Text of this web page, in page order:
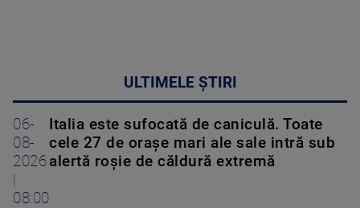
ULTIMELE ȘTIRI
06-
08-
2026
08:00
Italia este sufocată de caniculă. Toate
cele 27 de oraşe mari ale sale intră sub
alertă roșie de căldură extremă